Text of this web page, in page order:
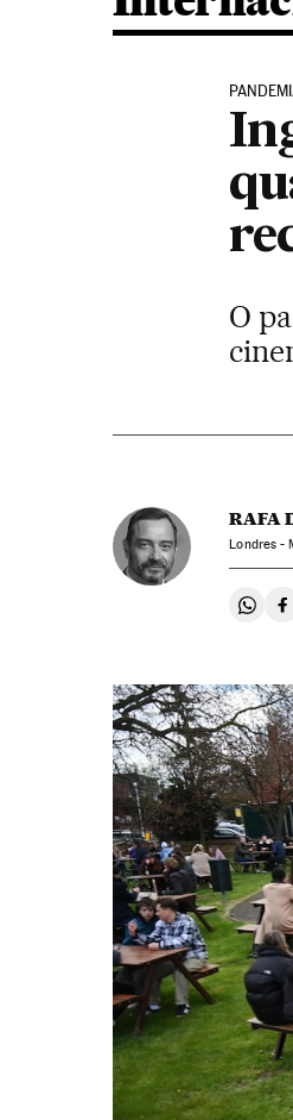
O
RAFA
Londres -